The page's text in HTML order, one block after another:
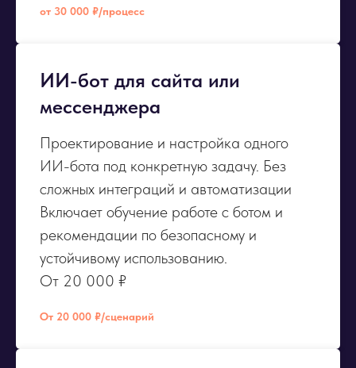
от 30 000 ₽/процесс
ИИ-бот для сайта или
мессенджера
Проектирование и настройка одного
ИИ-бота под конкретную задачу. Без
сложных интеграций и автоматизации
Включает обучение работе с ботом и
рекомендации по безопасному и
устойчивому использованию.
От 20 000 ₽
От 20 000 ₽/сценарий